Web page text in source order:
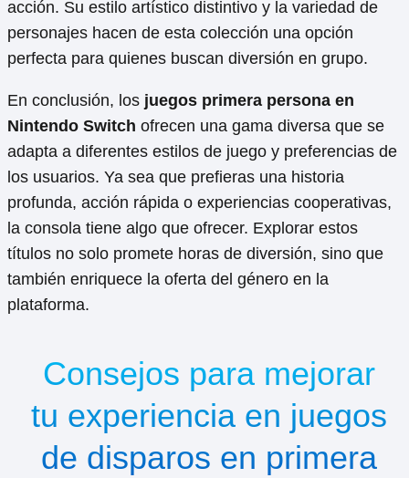
acción. Su estilo artístico distintivo y la variedad de
personajes hacen de esta colección una opción
perfecta para quienes buscan diversión en grupo.
En conclusión, los juegos primera persona en
Nintendo Switch ofrecen una gama diversa que se
adapta a diferentes estilos de juego y preferencias de
los usuarios. Ya sea que prefieras una historia
profunda, acción rápida o experiencias cooperativas,
la consola tiene algo que ofrecer. Explorar estos
títulos no solo promete horas de diversión, sino que
también enriquece la oferta del género en la
plataforma.
Consejos para mejorar
tu experiencia en juegos
de disparos en primera